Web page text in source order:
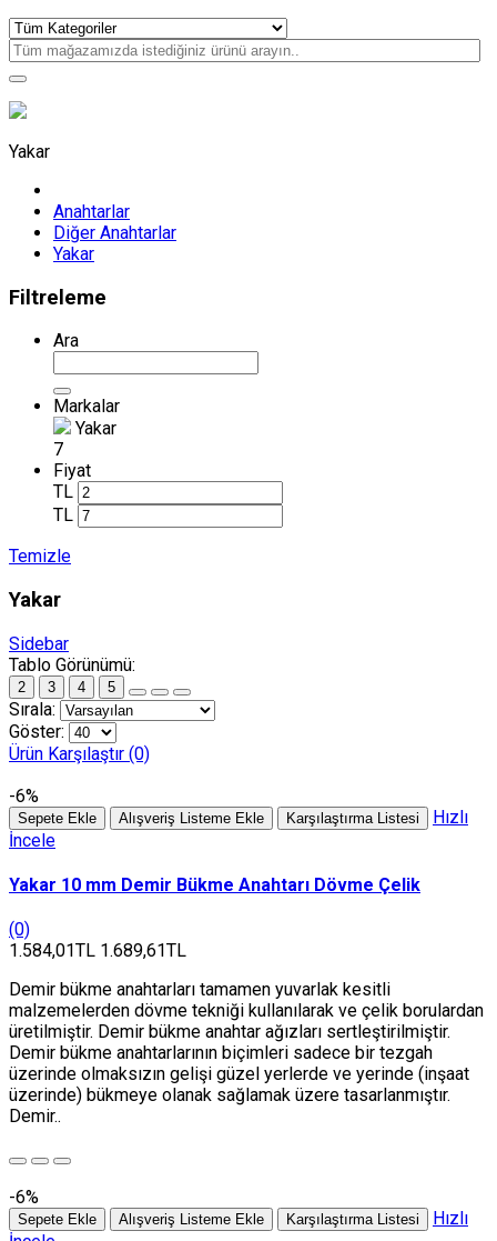
Yakar
Anahtarlar
Diğer Anahtarlar
Yakar
Filtreleme
Ara
Markalar
Yakar
7
Fiyat
TL
TL
Temizle
Yakar
Sidebar
Tablo Görünümü:
2 3 4 5
Sırala:
Göster:
Ürün Karşılaştır (0)
-6%
Sepete Ekle Alışveriş Listeme Ekle Karşılaştırma Listesi
Hızlı
İncele
Yakar 10 mm Demir Bükme Anahtarı Dövme Çelik
(0)
1.584,01TL 1.689,61TL
Demir bükme anahtarları tamamen yuvarlak kesitli
malzemelerden dövme tekniği kullanılarak ve çelik borulardan
üretilmiştir. Demir bükme anahtar ağızları sertleştirilmiştir.
Demir bükme anahtarlarının biçimleri sadece bir tezgah
üzerinde olmaksızın gelişi güzel yerlerde ve yerinde (inşaat
üzerinde) bükmeye olanak sağlamak üzere tasarlanmıştır.
Demir..
-6%
Sepete Ekle Alışveriş Listeme Ekle Karşılaştırma Listesi
Hızlı